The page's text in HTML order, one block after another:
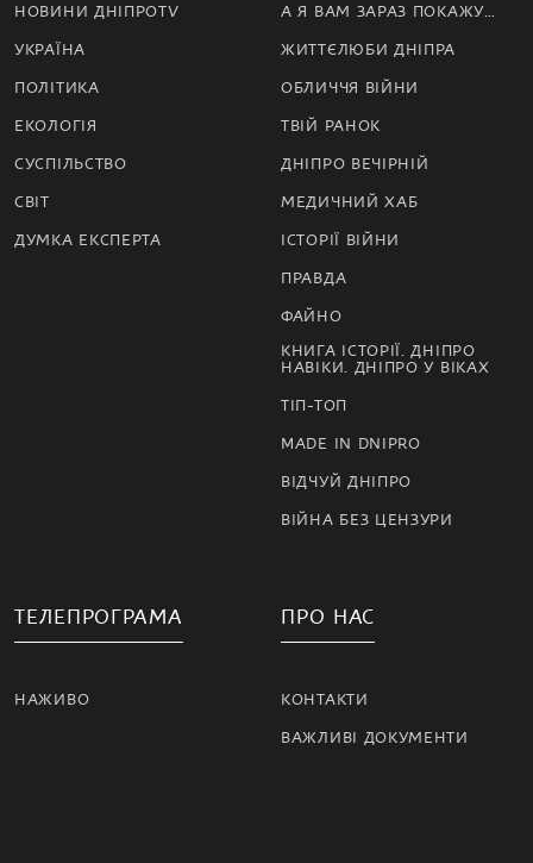
НОВИНИ ДНІПРОTV
УКРАЇНА
ПОЛІТИКА
ЕКОЛОГІЯ
СУСПІЛЬСТВО
СВІТ
ДУМКА ЕКСПЕРТА
А Я ВАМ ЗАРАЗ ПОКАЖУ…
ЖИТТЄЛЮБИ ДНІПРА
ОБЛИЧЧЯ ВІЙНИ
ТВІЙ РАНОК
ДНІПРО ВЕЧІРНІЙ
МЕДИЧНИЙ ХАБ
ІСТОРІЇ ВІЙНИ
ПРАВДА
ФАЙНО
КНИГА ІСТОРІЇ. ДНІПРО
НАВІКИ. ДНІПРО У ВІКАХ
ТІП-ТОП
MADE IN DNIPRO
ВІДЧУЙ ДНІПРО
ВІЙНА БЕЗ ЦЕНЗУРИ
ТЕЛЕПРОГРАМА
НАЖИВО
ПРО НАС
КОНТАКТИ
ВАЖЛИВІ ДОКУМЕНТИ